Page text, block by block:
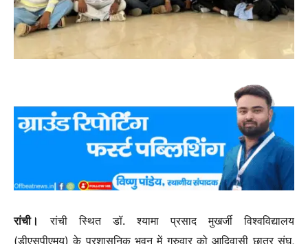
रांची।
रांची स्थित डॉ. श्यामा प्रसाद मुखर्जी विश्वविद्यालय
(डीएसपीएमयू) के प्रशासनिक भवन में गुरुवार को आदिवासी छात्र संघ,